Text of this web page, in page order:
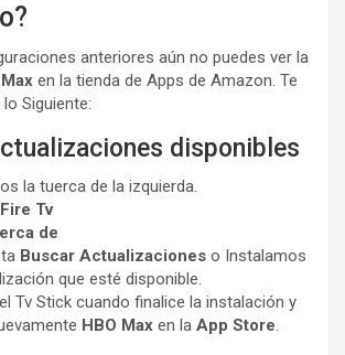
anteriores aún no puedes ver la
en la tienda de Apps de Amazon. Te
Siguiente:
disponibles
la tuerca de la izquierda.
Tv
de
Buscar Actualizaciones o Instalamos
que esté disponible.
Tv Stick cuando finalice la instalación y
HBO Max en la App Store.